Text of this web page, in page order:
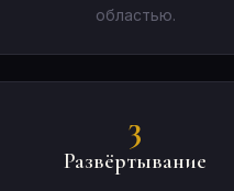
областью.
3
Развёртывание